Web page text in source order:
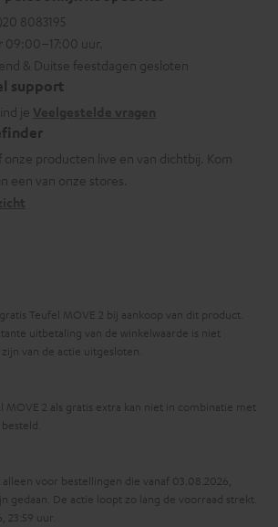
8083195
09:00–17:00 uur.
& Duitse feestdagen gesloten
support
je
onze producten live en van dichtbij. Kom
een van onze stores.
Teufel MOVE 2 bij aankoop van dit product.
uitbetaling van de winkelwaarde is niet
van de actie uitgesloten.
MOVE 2 als gratis extra kan niet in combinatie met
voor bestellingen die vanaf 03.08.2026,
gedaan. De actie loopt zo lang de voorraad strekt.
23:59 uur.